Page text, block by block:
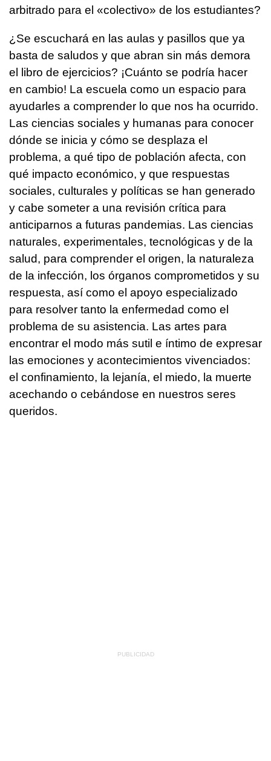
arbitrado para el «colectivo» de los estudiantes?
¿Se escuchará en las aulas y pasillos que ya
basta de saludos y que abran sin más demora
el libro de ejercicios? ¡Cuánto se podría hacer
en cambio! La escuela como un espacio para
ayudarles a comprender lo que nos ha ocurrido.
Las ciencias sociales y humanas para conocer
dónde se inicia y cómo se desplaza el
problema, a qué tipo de población afecta, con
qué impacto económico, y que respuestas
sociales, culturales y políticas se han generado
y cabe someter a una revisión crítica para
anticiparnos a futuras pandemias. Las ciencias
naturales, experimentales, tecnológicas y de la
salud, para comprender el origen, la naturaleza
de la infección, los órganos comprometidos y su
respuesta, así como el apoyo especializado
para resolver tanto la enfermedad como el
problema de su asistencia. Las artes para
encontrar el modo más sutil e íntimo de expresar
las emociones y acontecimientos vivenciados:
el confinamiento, la lejanía, el miedo, la muerte
acechando o cebándose en nuestros seres
queridos.